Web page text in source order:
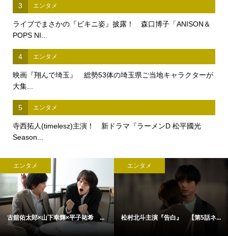
3 エンタメ
ライブでまさかの『ビキニ姿』披露！ 森口博子「ANISON＆
POPS NI...
4 エンタメ
映画『翔んで埼玉』 総勢53体の埼玉県ご当地キャラクターが
大集...
5 エンタメ
寺西拓人(timelesz)主演！ 新ドラマ『ラーメンD 松平國光
Season...
エンタメ
古舘佑太郎×山下幸輝×平子祐希 ...
エンタメ
松村北斗主演『告白』 【第5話ネ...